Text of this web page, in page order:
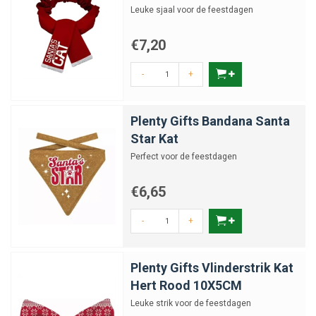
Leuke sjaal voor de feestdagen
€7,20
- +
Plenty Gifts Bandana Santa
Star Kat
Perfect voor de feestdagen
€6,65
- +
Plenty Gifts Vlinderstrik Kat
Hert Rood 10X5CM
Leuke strik voor de feestdagen